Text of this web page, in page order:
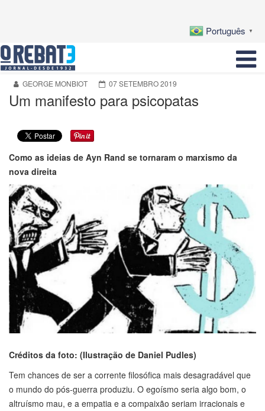
Português ▼
GEORGE MONBIOT 07 SETEMBRO 2019
Um manifesto para psicopatas
Como as ideias de Ayn Rand se tornaram o marxismo da
nova direita
Créditos da foto: (Ilustração de Daniel Pudles)
Tem chances de ser a corrente filosófica mais desagradável que
o mundo do pós-guerra produziu. O egoísmo seria algo bom, o
altruísmo mau, e a empatia e a compaixão seriam irracionais e